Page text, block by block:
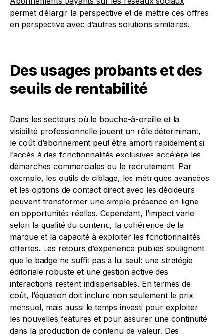
permet d’élargir la perspective et de mettre ces offres
en perspective avec d’autres solutions similaires.
Des usages probants et des
seuils de rentabilité
Dans les secteurs où le bouche-à-oreille et la
visibilité professionnelle jouent un rôle déterminant,
le coût d’abonnement peut être amorti rapidement si
l’accès à des fonctionnalités exclusives accélère les
démarches commerciales ou le recrutement. Par
exemple, les outils de ciblage, les métriques avancées
et les options de contact direct avec les décideurs
peuvent transformer une simple présence en ligne
en opportunités réelles. Cependant, l’impact varie
selon la qualité du contenu, la cohérence de la
marque et la capacité à exploiter les fonctionnalités
offertes. Les retours d’expérience publiés soulignent
que le badge ne suffit pas à lui seul: une stratégie
éditoriale robuste et une gestion active des
interactions restent indispensables. En termes de
coût, l’équation doit inclure non seulement le prix
mensuel, mais aussi le temps investi pour exploiter
les nouvelles features et pour assurer une continuité
dans la production de contenu de valeur. Des